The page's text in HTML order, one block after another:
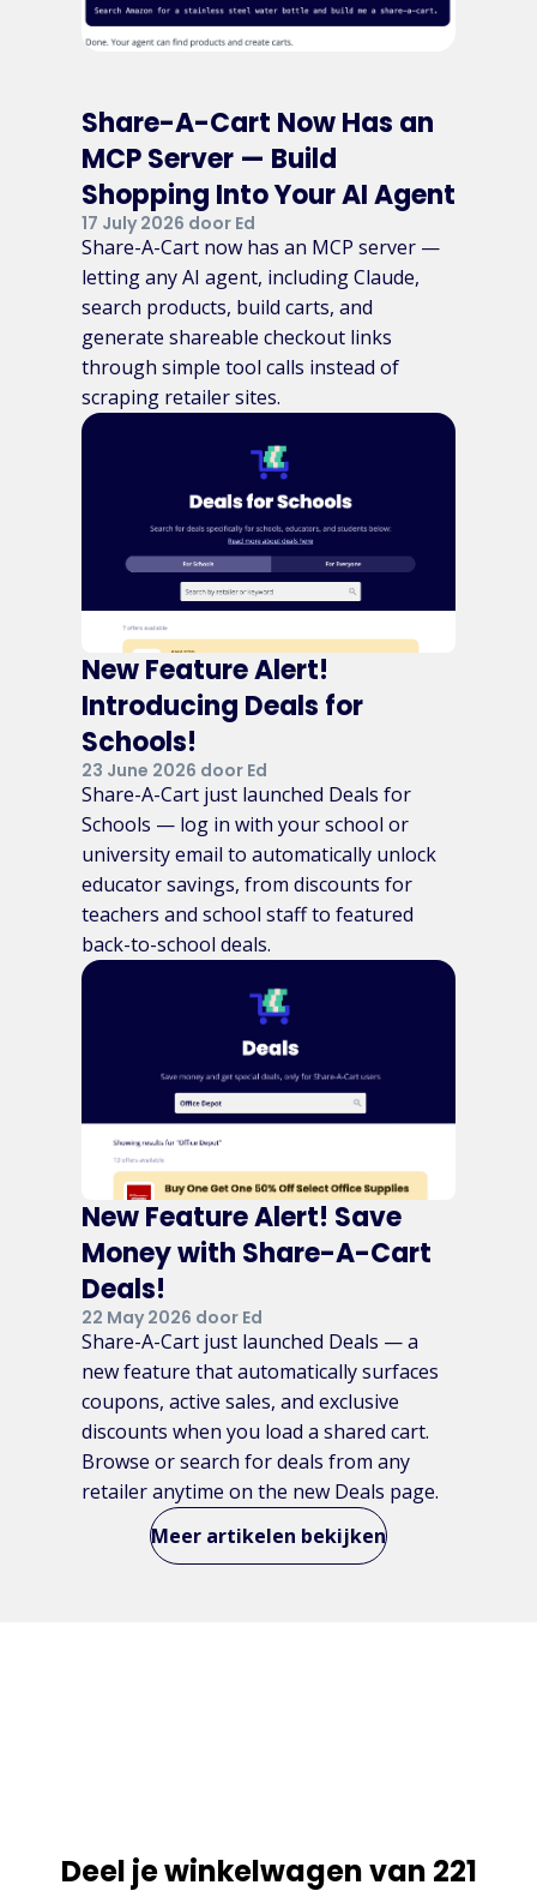
Share-A-Cart Now Has an
MCP Server — Build
Shopping Into Your AI Agent
17 July 2026 door Ed
Share-A-Cart now has an MCP server —
letting any AI agent, including Claude,
search products, build carts, and
generate shareable checkout links
through simple tool calls instead of
scraping retailer sites.
New Feature Alert!
Introducing Deals for
Schools!
23 June 2026 door Ed
Share-A-Cart just launched Deals for
Schools — log in with your school or
university email to automatically unlock
educator savings, from discounts for
teachers and school staff to featured
back-to-school deals.
New Feature Alert! Save
Money with Share-A-Cart
Deals!
22 May 2026 door Ed
Share-A-Cart just launched Deals — a
new feature that automatically surfaces
coupons, active sales, and exclusive
discounts when you load a shared cart.
Browse or search for deals from any
retailer anytime on the new Deals page.
Meer artikelen bekijken
Deel je winkelwagen van 221